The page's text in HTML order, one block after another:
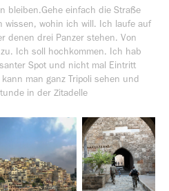
bleiben.Gehe einfach die Straße
wohin ich will. Ich laufe auf
denen drei Panzer stehen. Von
Ich soll hochkommen. Ich hab
Spot und nicht mal Eintritt
man ganz Tripoli sehen und
in der Zitadelle